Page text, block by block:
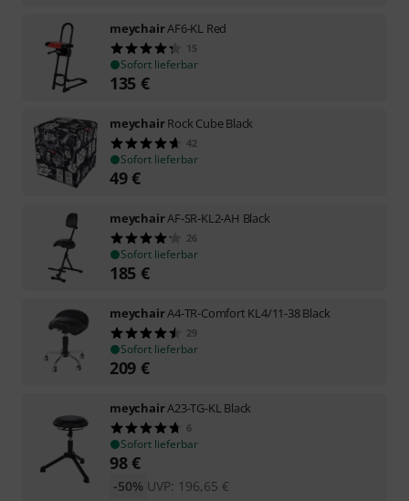
meychairAF6-KL Red
15
Sofort lieferbar
135 €
meychairRock Cube Black
42
Sofort lieferbar
49€
meychairAF-SR-KL2-AH Black
26
Sofort lieferbar
185 €
meychairA4-TR-Comfort KL4/11-38 Black
29
Sofort lieferbar
209 €
meychairA23-TG-KL Black
6
Sofort lieferbar
98€
UVP: 196,65 €
-50%